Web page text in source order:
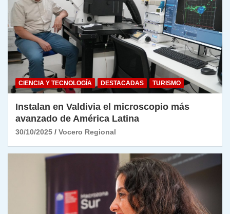
CIENCIA Y TECNOLOGÍA DESTACADAS TURISMO
Instalan en Valdivia el microscopio más
avanzado de América Latina
30/10/2025 Vocero Regional